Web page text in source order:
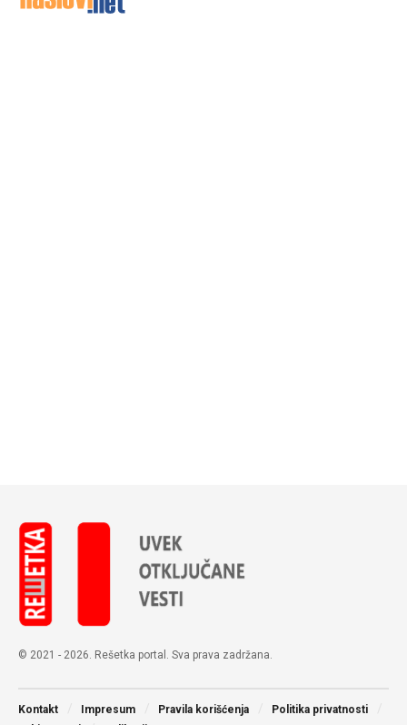
© 2021 - 2026. Rešetka portal. Sva prava zadržana.
Kontakt Impresum Pravila korišćenja
Politika privatnosti